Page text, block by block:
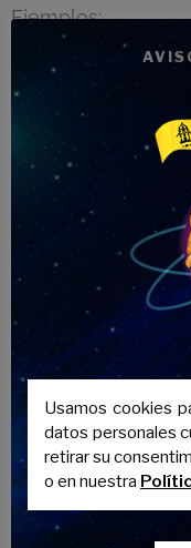
Ejemplos:
Je porte un
Ces baskets sont
Ropa de baño
Español
traje de baño /
bañador
bikini
Usamos cookies
datos personales
retirar su
o en nuestra